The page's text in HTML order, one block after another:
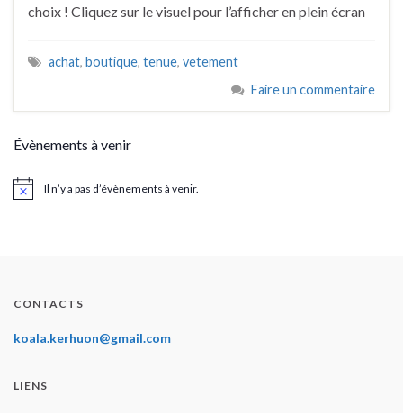
choix ! Cliquez sur le visuel pour l’afficher en plein écran
achat, boutique, tenue, vetement
Faire un commentaire
Évènements à venir
NoticeIl n’y a pas d’évènements à venir.
CONTACTS
koala.kerhuon@gmail.com
LIENS